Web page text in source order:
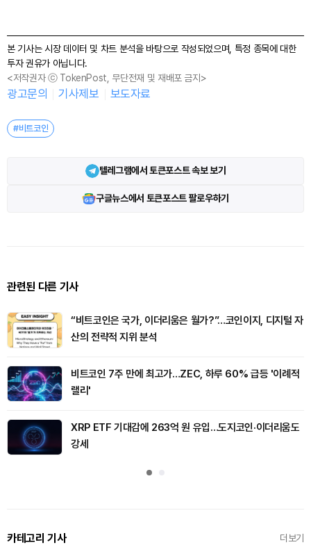
본 기사는 시장 데이터 및 차트 분석을 바탕으로 작성되었으며, 특정 종목에 대한
투자 권유가 아닙니다.
<저작권자 ⓒ TokenPost, 무단전재 및 재배포 금지>
광고문의 기사제보 보도자료
#비트코인
텔레그램에서 토큰포스트 속보 보기
구글뉴스에서 토큰포스트 팔로우하기
관련된 다른 기사
“비트코인은 국가, 이더리움은 월가?”…코인이지, 디지털 자
산의 전략적 지위 분석
비트코인 7주 만에 최고가…ZEC, 하루 60% 급등 '이례적
랠리'
XRP ETF 기대감에 263억 원 유입…도지코인·이더리움도
강세
카테고리 기사 더보기